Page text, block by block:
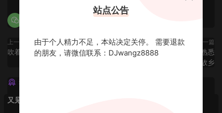
上一篇
吹着夏天的风在下个路口再见吧
下一篇
在远方也别忘了回头望望那熟悉
却陌生的故乡
猜你喜欢
又见流星雨 lak中文-小明同学remix
站点公告
由于个人精力不足，本站决定关停。 需要退款
的朋友，请微信联系：DJwangz8888